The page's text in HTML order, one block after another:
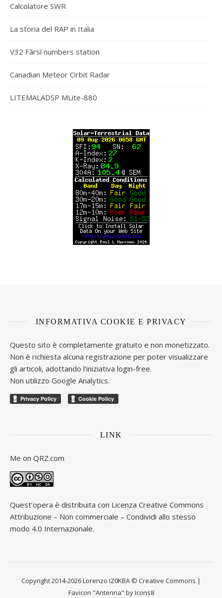
Calcolatore SWR
La storia del RAP in Italia
V32 Fārsī numbers station
Canadian Meteor Orbit Radar
LITEMALADSP MLite-880
INFORMATIVA COOKIE E PRIVACY
Questo sito è completamente gratuito e non monetizzato.
Non è richiesta alcuna registrazione per poter visualizzare
gli articoli, adottando l'iniziativa login-free.
Non utilizzo Google Analytics.
LINK
Me on QRZ.com
Quest’opera è distribuita con Licenza Creative Commons
Attribuzione – Non commerciale – Condividi allo stesso
modo 4.0 Internazionale.
Copyright 2014-2026 Lorenzo IZ0KBA © Creative Commons |
Favicon "Antenna" by Icons8